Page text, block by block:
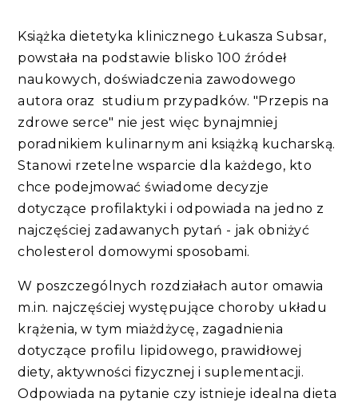
Książka dietetyka klinicznego Łukasza Subsar,
powstała na podstawie blisko 100 źródeł
naukowych, doświadczenia zawodowego
autora oraz studium przypadków. "Przepis na
zdrowe serce" nie jest więc bynajmniej
poradnikiem kulinarnym ani książką kucharską.
Stanowi rzetelne wsparcie dla każdego, kto
chce podejmować świadome decyzje
dotyczące profilaktyki i odpowiada na jedno z
najczęściej zadawanych pytań - jak obniżyć
cholesterol domowymi sposobami.
W poszczególnych rozdziałach autor omawia
m.in. najczęściej występujące choroby układu
krążenia, w tym miażdżycę, zagadnienia
dotyczące profilu lipidowego, prawidłowej
diety, aktywności fizycznej i suplementacji.
Odpowiada na pytanie czy istnieje idealna dieta